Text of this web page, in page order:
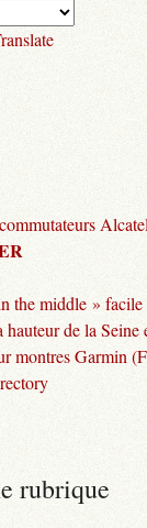
the middle »
de la Seine
montres Garmin
rubrique